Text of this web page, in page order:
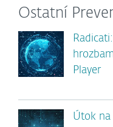
Ostatní
Player
Útok na